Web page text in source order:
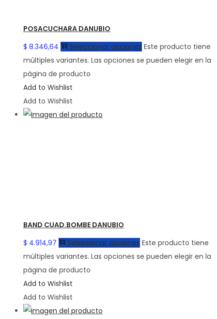
POSACUCHARA DANUBIO
$ 8.346,64 Seleccionar opciones Este producto tiene
múltiples variantes. Las opciones se pueden elegir en la
página de producto
Add to Wishlist
Add to Wishlist
BAND CUAD.BOMBE DANUBIO
$ 4.914,97 Seleccionar opciones Este producto tiene
múltiples variantes. Las opciones se pueden elegir en la
página de producto
Add to Wishlist
Add to Wishlist